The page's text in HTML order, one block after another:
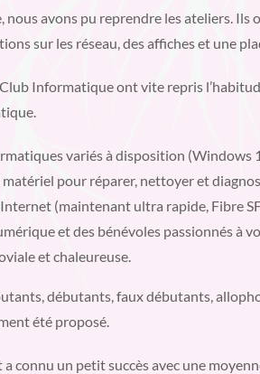
nous avons pu reprendre les ateliers. Ils
sur les réseau, des affiches et une
Informatique ont vite repris
variés à disposition (Windows
pour réparer, nettoyer et
(maintenant ultra rapide, Fibre
et des bénévoles passionnés à
et chaleureuse.
débutants, faux débutants,
été proposé.
connu un petit succès avec une